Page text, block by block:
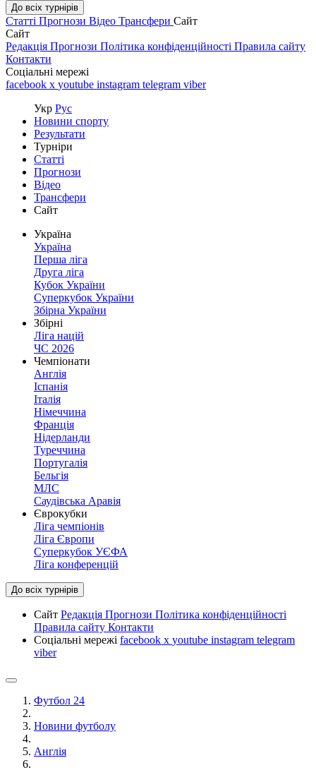
До всіх турнірів
Статті Прогнози Відео Трансфери Сайт
Сайт
Редакція Прогнози Політика конфіденційності Правила сайту
Контакти
Соціальні мережі
facebook x youtube instagram telegram viber
Укр Рус
Новини спорту
Результати
Турніри
Статті
Прогнози
Відео
Трансфери
Сайт
Україна
Україна
Перша ліга
Друга ліга
Кубок України
Суперкубок України
Збірна України
Збірні
Ліга націй
ЧС 2026
Чемпіонати
Англія
Іспанія
Італія
Німеччина
Франція
Нідерланди
Туреччина
Португалія
Бельгія
МЛС
Саудівська Аравія
Єврокубки
Ліга чемпіонів
Ліга Європи
Суперкубок УЄФА
Ліга конференцій
До всіх турнірів
Сайт Редакція Прогнози Політика конфіденційності
Правила сайту Контакти
Соціальні мережі facebook x youtube instagram telegram
viber
Футбол 24
Новини футболу
Англія